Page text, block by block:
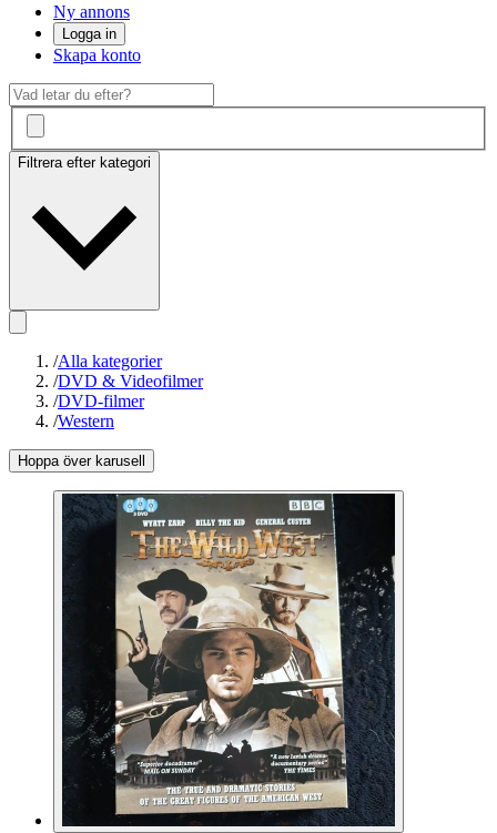
Ny annons
Logga in
Skapa konto
Filtrera efter kategori
/Alla kategorier
/DVD & Videofilmer
/DVD-filmer
/Western
Hoppa över karusell